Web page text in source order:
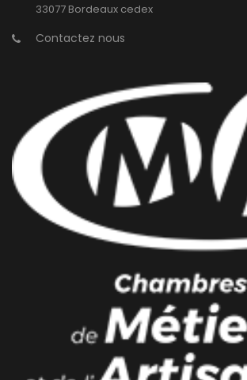
33077 Bordeaux cedex
Contactez nous